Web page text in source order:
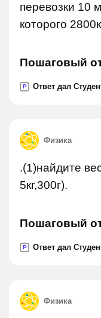
перевозки 10
которого
Пошаговый
P Ответ дал
Физика
.(1)найдите
5кг,300г).
Пошаговый
P Ответ дал
Физика